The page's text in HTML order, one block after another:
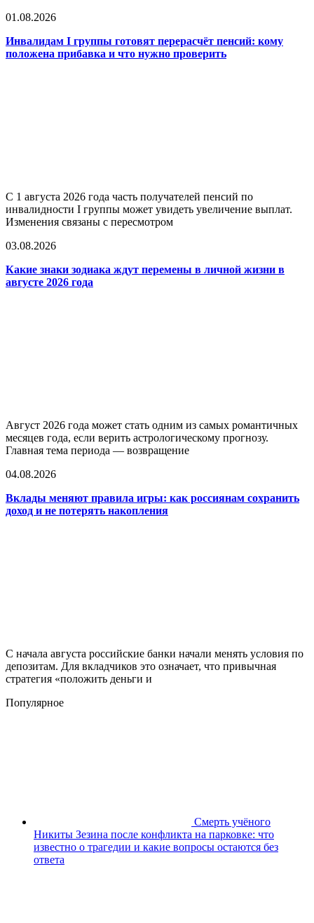
01.08.2026
Инвалидам I группы готовят перерасчёт пенсий: кому
положена прибавка и что нужно проверить
С 1 августа 2026 года часть получателей пенсий по
инвалидности I группы может увидеть увеличение выплат.
Изменения связаны с пересмотром
03.08.2026
Какие знаки зодиака ждут перемены в личной жизни в
августе 2026 года
Август 2026 года может стать одним из самых романтичных
месяцев года, если верить астрологическому прогнозу.
Главная тема периода — возвращение
04.08.2026
Вклады меняют правила игры: как россиянам сохранить
доход и не потерять накопления
С начала августа российские банки начали менять условия по
депозитам. Для вкладчиков это означает, что привычная
стратегия «положить деньги и
Популярное
Смерть учёного
Никиты Зезина после конфликта на парковке: что
известно о трагедии и какие вопросы остаются без
ответа